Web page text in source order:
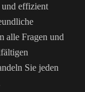
und effizient
alle Fragen und
Sie jeden